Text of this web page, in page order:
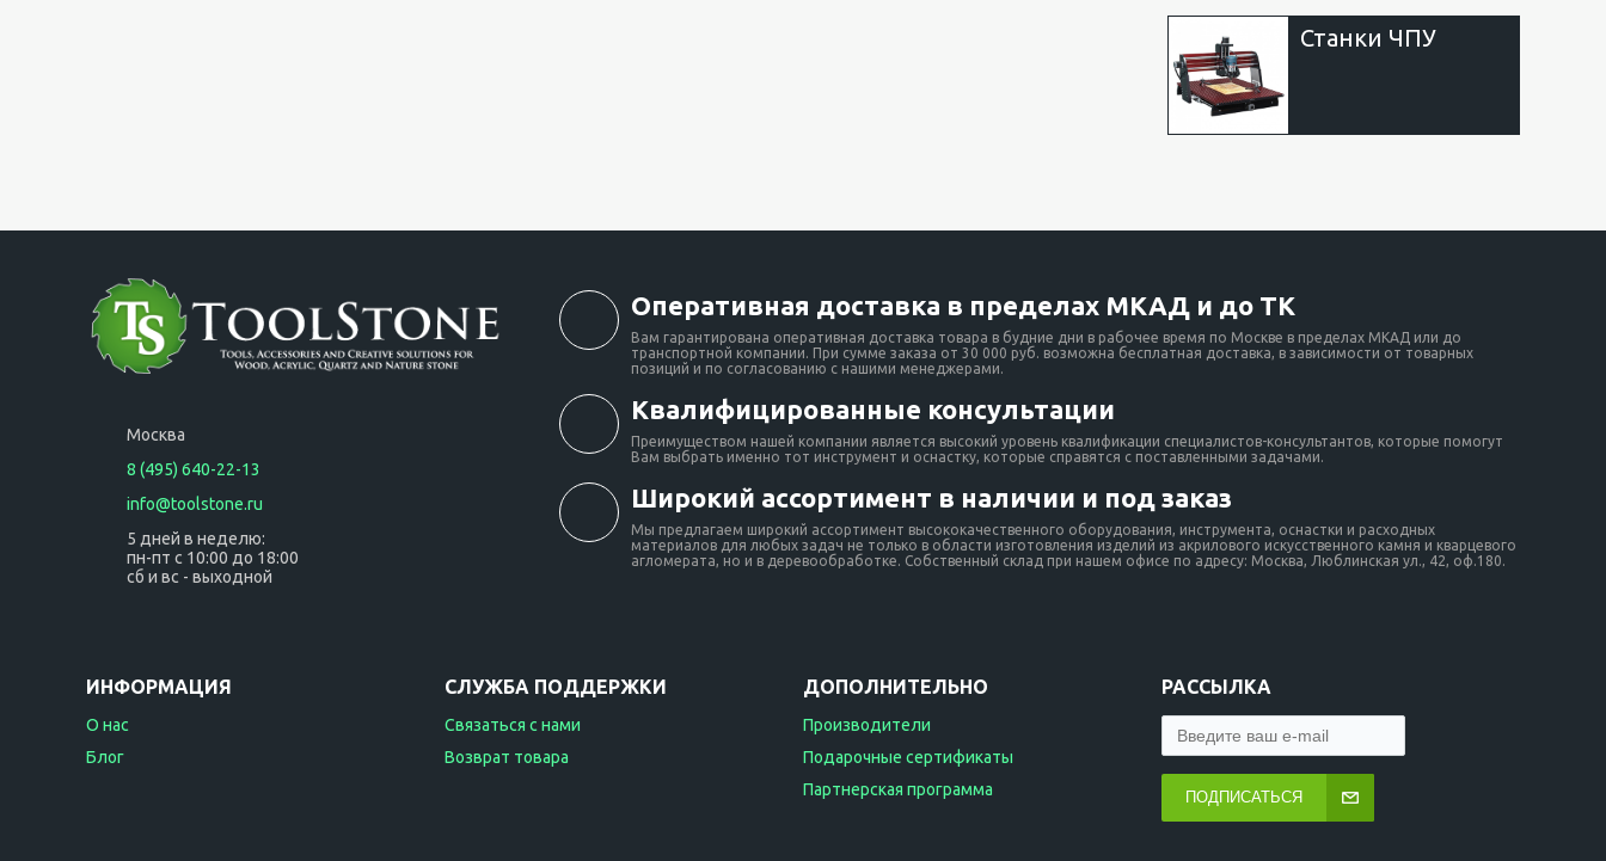
Станки ЧПУ
Москва
8 (495) 640-22-13
info@toolstone.ru
5 дней в неделю:
пн-пт с 10:00 до 18:00
сб и вс - выходной
Оперативная доставка в пределах МКАД и до ТК
Вам гарантирована оперативная доставка товара в будние дни в рабочее время по Москве в пределах МКАД или до
транспортной компании. При сумме заказа от 30 000 руб. возможна бесплатная доставка, в зависимости от товарных
позиций и по согласованию с нашими менеджерами.
Квалифицированные консультации
Преимуществом нашей компании является высокий уровень квалификации специалистов-консультантов, которые помогут
Вам выбрать именно тот инструмент и оснастку, которые справятся с поставленными задачами.
Широкий ассортимент в наличии и под заказ
Мы предлагаем широкий ассортимент высококачественного оборудования, инструмента, оснастки и расходных
материалов для любых задач не только в области изготовления изделий из акрилового искусственного камня и кварцевого
агломерата, но и в деревообработке. Собственный склад при нашем офисе по адресу: Москва, Люблинская ул., 42, оф.180.
ИНФОРМАЦИЯ
О нас
Блог
СЛУЖБА ПОДДЕРЖКИ
Связаться с нами
Возврат товара
ДОПОЛНИТЕЛЬНО
Производители
Подарочные сертификаты
Партнерская программа
РАССЫЛКА
ПОДПИСАТЬСЯ